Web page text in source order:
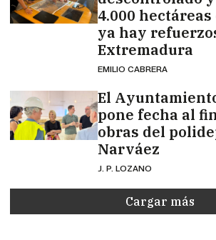
4.000
ya hay
Extremadura
EMILIO CABRERA
El
pone fecha al
obras del
Narváez
J. P. LOZANO
Cargar más